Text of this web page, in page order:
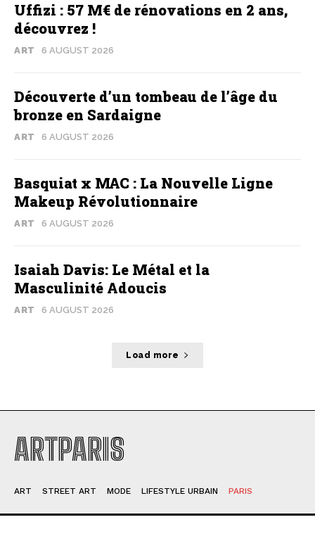
Uffizi : 57 M€ de rénovations en 2 ans,
découvrez !
ART 6 AUGUST 2026
Découverte d’un tombeau de l’âge du
bronze en Sardaigne
ART 6 AUGUST 2026
Basquiat x MAC : La Nouvelle Ligne
Makeup Révolutionnaire
ART 6 AUGUST 2026
Isaiah Davis: Le Métal et la
Masculinité Adoucis
ART 6 AUGUST 2026
Load more
ARTPARIS
ART STREET ART MODE LIFESTYLE URBAIN PARIS